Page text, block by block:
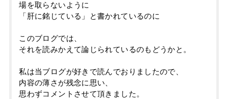
場を取らないように
「肝に銘じている」と書かれているのに
このブログでは、
それを読みかえて論じられているのもどうかと。
私は当ブログが好きで読んでおりましたので、
内容の薄さが残念に思い、
思わずコメントさせて頂きました。